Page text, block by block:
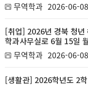
무역학과 2026-06-08
[취업] 2026년 경북 청
학과사무실로 6월 15일
무역학과 2026-06-08
[생활관] 2026학년도 2